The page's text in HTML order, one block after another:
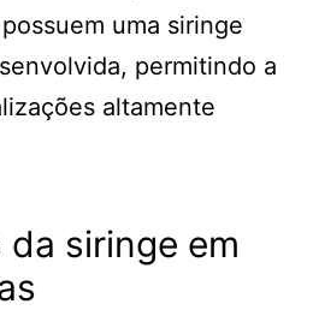
uma siringe
permitindo a
altamente
siringe em